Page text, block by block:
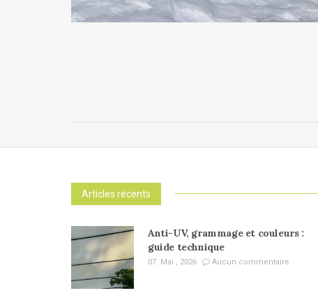
Articles récents
Anti-UV, grammage et couleurs :
guide technique
07. Mai , 2026 Aucun commentaire